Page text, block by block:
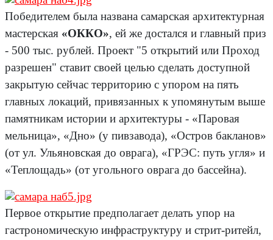
Победителем была названа самарская архитектурная
мастерская «ОККО», ей же достался и главный приз
- 500 тыс. рублей. Проект "5 открытий или Проход
разрешен" ставит своей целью сделать доступной
закрытую сейчас территорию с упором на пять
главных локаций, привязанных к упомянутым выше
памятникам истории и архитектуры - «Паровая
мельница», «Дно» (у пивзавода), «Остров бакланов»
(от ул. Ульяновская до оврага), «ГРЭС: путь угля» и
«Теплощадь» (от угольного оврага до бассейна).
Первое открытие предполагает делать упор на
гастрономическую инфраструктуру и стрит-ритейл,